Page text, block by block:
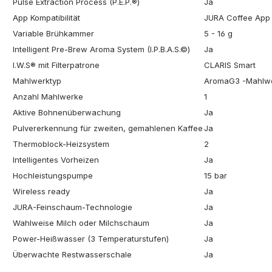
Pulse Extraction Process (P.E.P.®)
Ja
App Kompatibilität
JURA Coffee App
Variable Brühkammer
5 - 16 g
Intelligent Pre-Brew Aroma System (I.P.B.A.S.©)
Ja
I.W.S®​ mit Filterpatrone
CLARIS Smart
Mahlwerktyp
AromaG3 -
Anzahl Mahlwerke
1
Aktive Bohnenüberwachung
Ja
Pulvererkennung für zweiten, gemahlenen KaffeeJa
Thermoblock-Heizsystem
2
Intelligentes Vorheizen
Ja
Hochleistungspumpe
15 bar
Wireless ready
Ja
JURA-Feinschaum-Technologie
Ja
Wahlweise Milch oder Milchschaum
Ja
Power-Heißwasser (3 Temperaturstufen)
Ja
Überwachte Restwasserschale
Ja